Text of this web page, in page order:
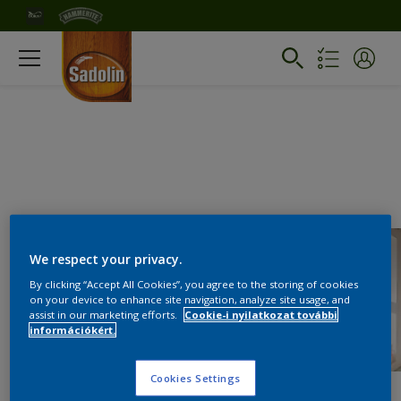
We respect your privacy.
By clicking “Accept All Cookies”, you agree to the storing of cookies
on your device to enhance site navigation, analyze site usage, and
assist in our marketing efforts.
Cookie-i nyilatkozat további
információkért.
Cookies Settings